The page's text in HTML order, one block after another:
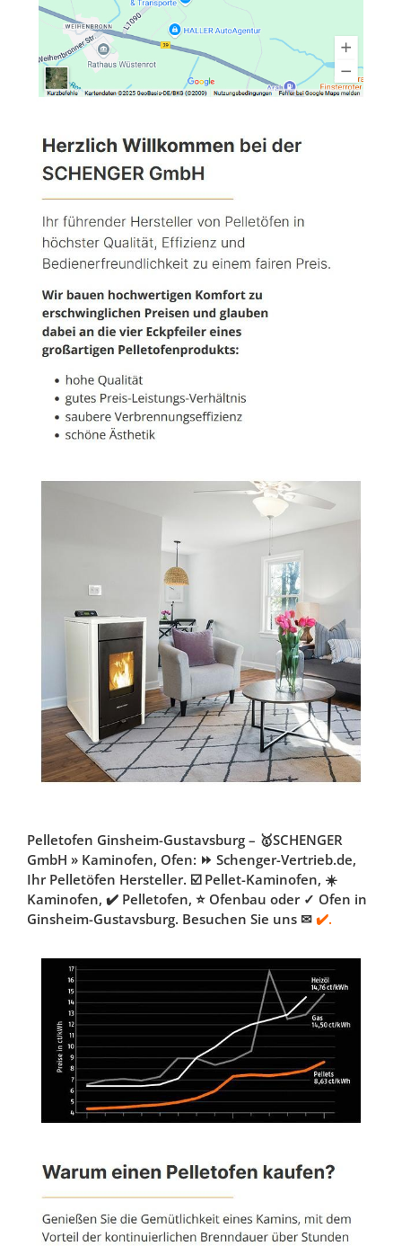
Pelletofen Ginsheim-Gustavsburg – 🥇SCHENGER
GmbH » Kaminofen, Ofen: ⏩ Schenger-Vertrieb.de,
Ihr Pelletöfen Hersteller. ☑️ Pellet-Kaminofen, ☀️
Kaminofen, ✔️ Pelletofen, ⭐ Ofenbau oder ✓ Ofen in
Ginsheim-Gustavsburg. Besuchen Sie uns ✉ ✔️.